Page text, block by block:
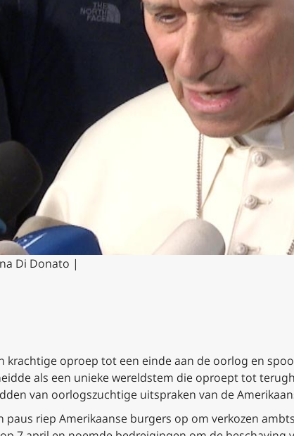
Di Donato |
krachtige oproep tot een einde aan de oorlog en
als een unieke wereldstem die oproept tot
van oorlogszuchtige uitspraken van de
paus riep Amerikaanse burgers op om verkozen